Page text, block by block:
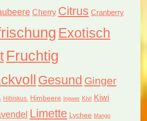
Cherry Citrus Cranberry
Exotisch
Fruchtig
Gesund Ginger
Hibiskus. Himbeere Ingwer Kivi Kiwi
Limette Lychee Mango